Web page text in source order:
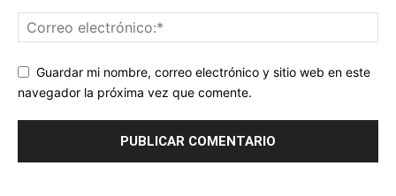
Guardar mi nombre, correo electrónico y sitio web en este
navegador la próxima vez que comente.